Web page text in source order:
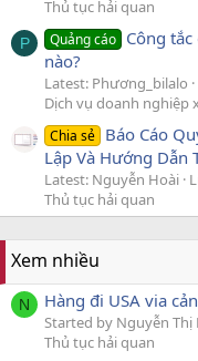
Thủ tục hải quan
P Quảng cáo Công
nào?
Latest: Phương_bilalo
Dịch vụ doanh nghiệp
Chia sẻ Báo Cáo
Lập Và Hướng Dẫn
Latest: Nguyễn Hoài
Thủ tục hải quan
Xem nhiều
N Hàng đi USA via
Started by Nguyễn Thị
Thủ tục hải quan